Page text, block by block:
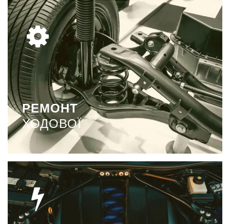
РЕМОНТ
ХОДОВОЇ
РЕМОНТ
ХОДОВОЇ
Складна система, яка відповідає за стійкість та
комфорт водіння – ходова частина автомобіля – це
цілий комплекс взаємопов'язаних елементів.
ДЕТАЛЬНІШЕ
АВТОЕЛЕКТРИК
ДІАГНОСТИКА